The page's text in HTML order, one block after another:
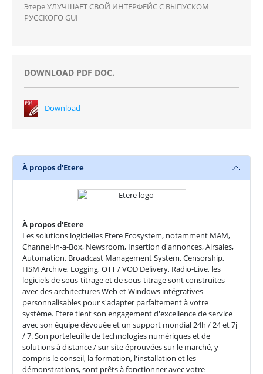
Этере УЛУЧШАЕТ СВОЙ ИНТЕРФЕЙС С ВЫПУСКОМ
РУССКОГО GUI
DOWNLOAD PDF DOC.
Download
À propos d'Etere
À propos d'Etere
Les solutions logicielles Etere Ecosystem, notamment MAM,
Channel-in-a-Box, Newsroom, Insertion d'annonces, Airsales,
Automation, Broadcast Management System, Censorship,
HSM Archive, Logging, OTT / VOD Delivery, Radio-Live, les
logiciels de sous-titrage et de sous-titrage sont construites
avec des architectures Web et Windows intégratives
personnalisables pour s'adapter parfaitement à votre
système. Etere tient son engagement d'excellence de service
avec son équipe dévouée et un support mondial 24h / 24 et 7j
/ 7. Son portefeuille de technologies numériques et de
solutions à distance / sur site éprouvées sur le marché, y
compris le conseil, la formation, l'installation et les
démonstrations, sont prêts à fonctionner avec votre